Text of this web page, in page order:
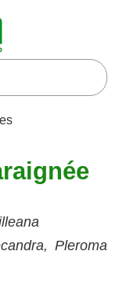
Pleroma